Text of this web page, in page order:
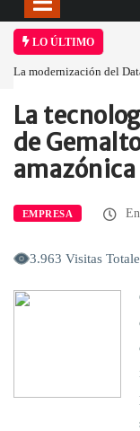
LO ÚLTIMO
La modernización del
Home
Empresa
La
de
amazónica
EMPRESA
3.963 Visitas